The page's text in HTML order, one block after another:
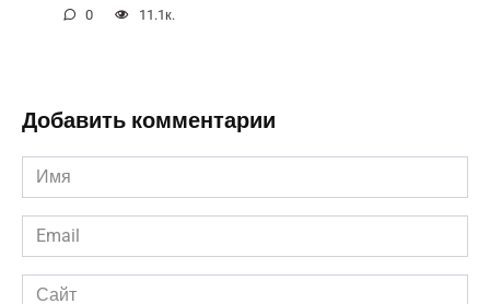
0 11.1к.
Добавить комментарии
Имя
*
Email
*
Сайт